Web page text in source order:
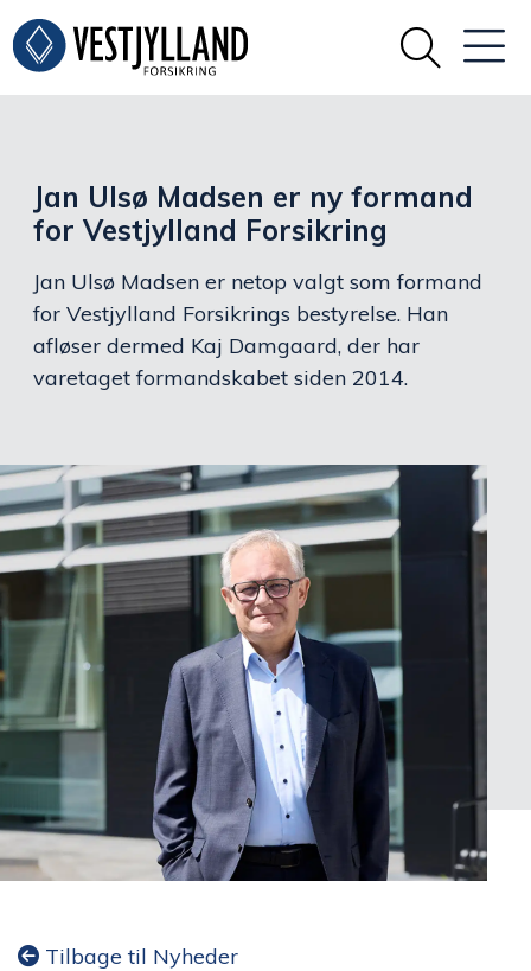
Jan Ulsø Madsen er ny formand
for Vestjylland Forsikring
Jan Ulsø Madsen er netop valgt som formand
for Vestjylland Forsikrings bestyrelse. Han
afløser dermed Kaj Damgaard, der har
varetaget formandskabet siden 2014.
Tilbage til Nyheder